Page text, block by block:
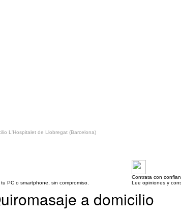
L'Hospitalet de Llobregat (Barcelona)
PC o smartphone, sin compromiso.
Contrata con
Lee opiniones y
a domicilio